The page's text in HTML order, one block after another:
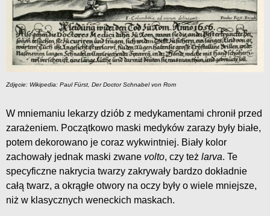
Zdjęcie: Wikipedia: Paul Fürst, Der Doctor Schnabel von Rom
W mniemaniu lekarzy dziób z medykamentami chronił przed
zarażeniem. Początkowo maski medyków zarazy były białe,
potem dekorowano je coraz wykwintniej. Biały kolor
zachowały jednak maski zwane volto, czy też larva. Te
specyficzne nakrycia twarzy zakrywały bardzo dokładnie
całą twarz, a okrągłe otwory na oczy były o wiele mniejsze,
niż w klasycznych weneckich maskach.